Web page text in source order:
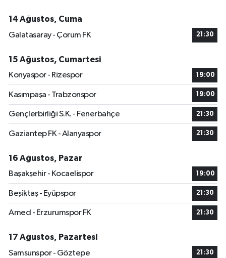
14 Ağustos, Cuma
Galatasaray - Çorum FK
21:30
15 Ağustos, Cumartesi
Konyaspor - Rizespor
19:00
Kasımpaşa - Trabzonspor 19:00
Gençlerbirliği S.K. - Fenerbahçe 21:30
Gaziantep FK - Alanyaspor 21:30
16 Ağustos, Pazar
Başakşehir - Kocaelispor
19:00
Beşiktaş - Eyüpspor 21:30
Amed - Erzurumspor FK 21:30
17 Ağustos, Pazartesi
Samsunspor - Göztepe
21:30